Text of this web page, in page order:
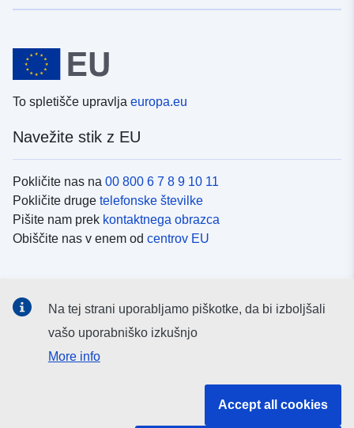
To spletišče upravlja europa.eu
Navežite stik z EU
Pokličite nas na 00 800 6 7 8 9 10 11
Pokličite druge telefonske številke
Pišite nam prek kontaktnega obrazca
Obiščite nas v enem od centrov EU
Iskanje podružbenih medijih EU
Na tej strani uporabljamo piškotke, da bi izboljšali
vašo uporabniško izkušnjo
More info
Accept all cookies